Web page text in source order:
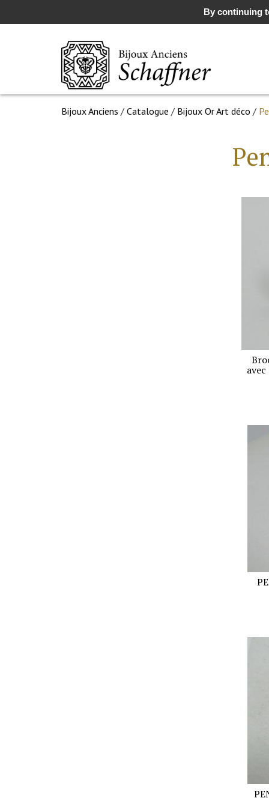
Bijoux Anciens / Catalogue / Bijoux Or Art déco /
By continuing